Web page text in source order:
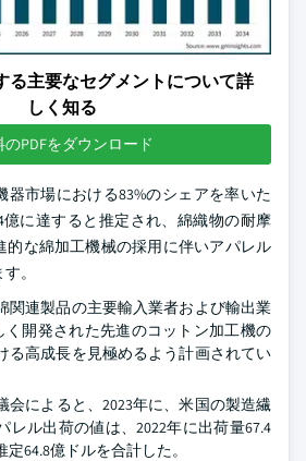
る主要なセグメントについて詳
しく知る
のPDFをダウンロード
器市場における83%のシェアを率いた
億に達すると推定され、綿織物の耐摩
的な綿加工機械の採用に伴いアパレル
。
関連製品の主要輸入業者および輸出業
く開発された先進のコットン加工機の
る高成長を見極めるよう計画されてい
会によると、2023年に、米国の製造繊
レル出荷の値は、2022年に出荷量67.4
64.8億ドルを合計した。